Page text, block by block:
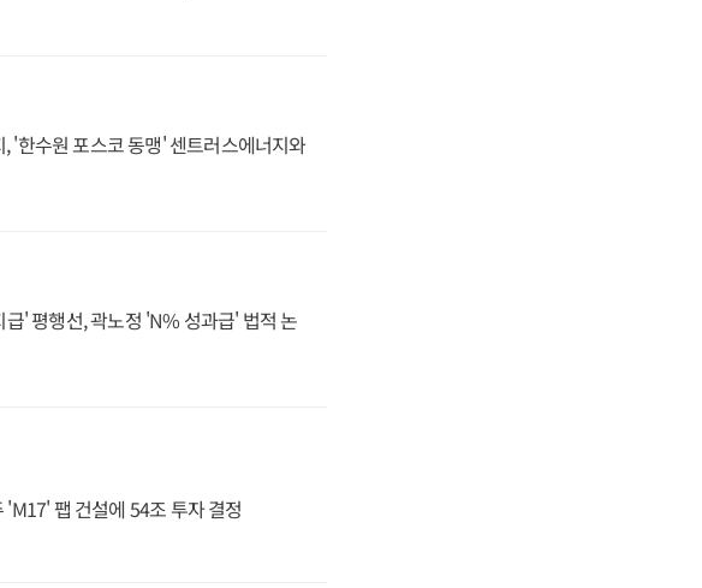
'한수원 포스코 동맹' 센트러스에너지와
' 평행선, 곽노정 'N% 성과급' 법적 논
팹 건설에 54조 투자 결정